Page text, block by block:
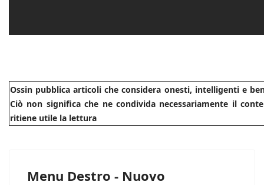
Ossin pubblica articoli che considera onesti, intelligenti e
Ciò non significa che ne condivida necessariamente il
ritiene utile la lettura
Menu Destro - Nuovo